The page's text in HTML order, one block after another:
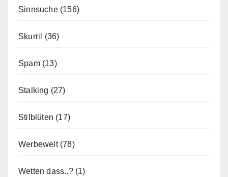
Sinnsuche(156)
Skurril (36)
Spam(13)
Stalking (27)
Stilblüten (17)
Werbewelt(78)
Wetten dass..?(1)